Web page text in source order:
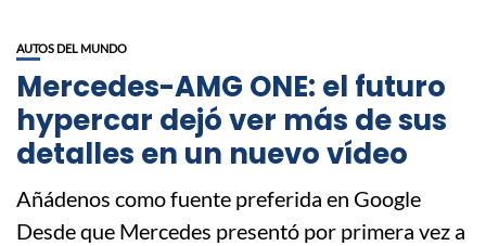
AUTOS DEL MUNDO
Mercedes-AMG ONE: el futuro
hypercar dejó ver más de sus
detalles en un nuevo vídeo
Añádenos como fuente preferida en Google
Desde que Mercedes presentó por primera vez a